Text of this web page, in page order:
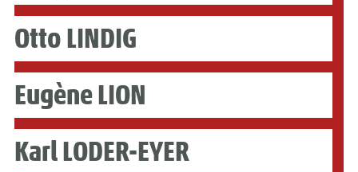
Otto LINDIG
Eugène LION
Karl LODER-EYER